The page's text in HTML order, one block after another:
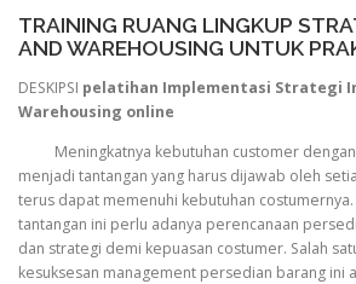
TRAINING RUANG LINGKUP
AND WAREHOUSING UNTUK
DESKIPSI pelatihan Implementasi Strategi
Warehousing online
Meningkatnya kebutuhan customer
menjadi tantangan yang harus dijawab oleh
terus dapat memenuhi kebutuhan
tantangan ini perlu adanya perencanaan
dan strategi demi kepuasan costumer. Salah
kesuksesan management persedian barang ini